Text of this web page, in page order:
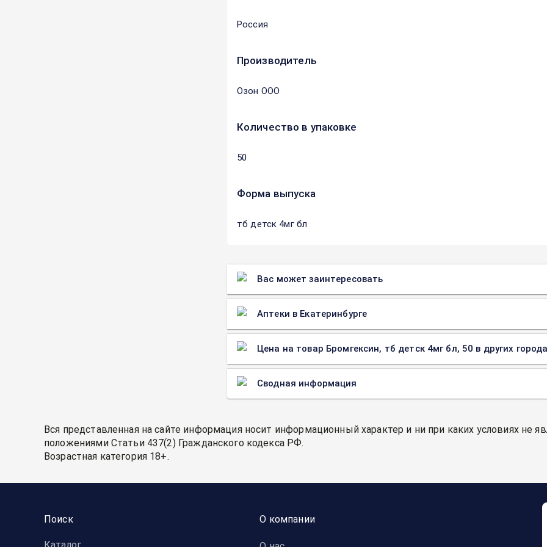
Россия
Производитель
Озон ООО
Количество в упаковке
50
Форма выпуска
тб детск 4мг бл
Вас может заинтересовать
Аптеки в Екатеринбурге
Цена на товар Бромгексин, тб детск 4мг бл, 50 в других
Сводная информация
Вся представленная на сайте информация носит информационный характер и ни при каких условиях не
положениями Статьи 437(2) Гражданского кодекса РФ.
Возрастная категория 18+.
Поиск О компании